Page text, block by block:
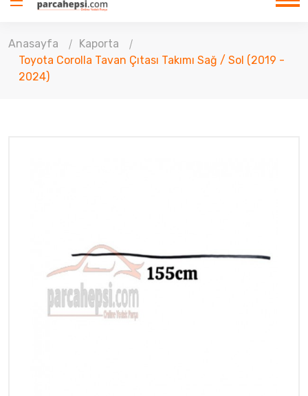
Anasayfa
Kaporta
Toyota Corolla Tavan Çıtası Takımı Sağ / Sol (2019 -
2024)